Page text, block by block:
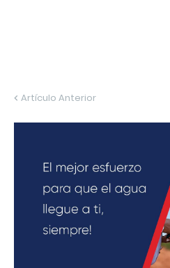
Artículo Anterior